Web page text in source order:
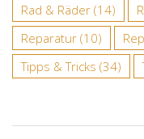
Rad & Räder (14)
Reparatur (10)
Tipps & Tricks (34)